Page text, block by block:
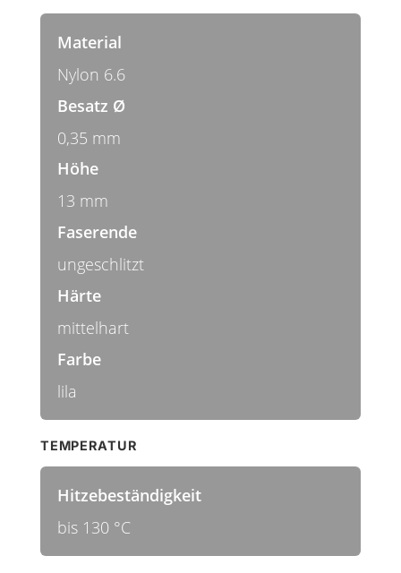
Material
Nylon 6.6
Besatz Ø
0,35 mm
Höhe
13 mm
Faserende
ungeschlitzt
Härte
mittelhart
Farbe
lila
TEMPERATUR
Hitzebeständigkeit
bis 130 °C